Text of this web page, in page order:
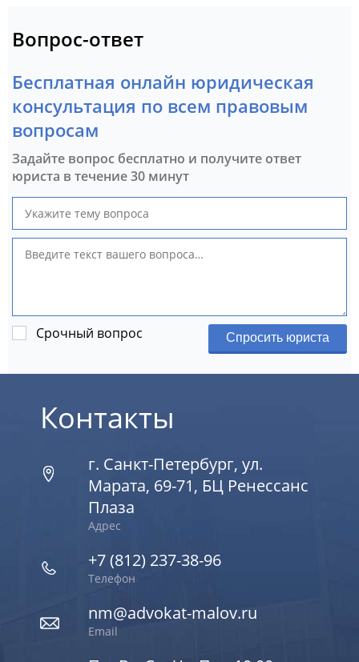
Вопрос-ответ
Бесплатная онлайн юридическая
консультация по всем правовым
вопросам
Задайте вопрос бесплатно и получите ответ
юриста в течение 30 минут
Срочный вопрос Спросить юриста
Контакты
г. Санкт-Петербург, ул.
Марата, 69-71, БЦ Ренессанс
Плаза
Адрес
+7 (812) 237-38-96
Телефон
nm@advokat-malov.ru
Email